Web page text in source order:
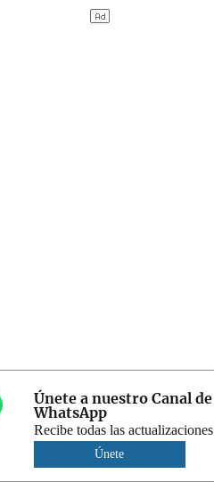
Únete a nuestro Canal de
WhatsApp
Recibe todas las actualizaciones
Únete